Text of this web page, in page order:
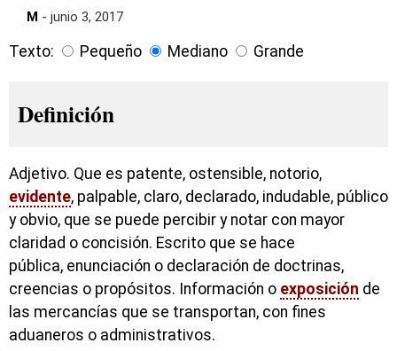
M - junio 3, 2017
Texto: Pequeño Mediano Grande
Definición
Adjetivo. Que es patente, ostensible, notorio,
evidente, palpable, claro, declarado, indudable, público
y obvio, que se puede percibir y notar con mayor
claridad o concisión. Escrito que se hace
pública, enunciación o declaración de doctrinas,
creencias o propósitos. Información o exposición de
las mercancías que se transportan, con fines
aduaneros o administrativos.